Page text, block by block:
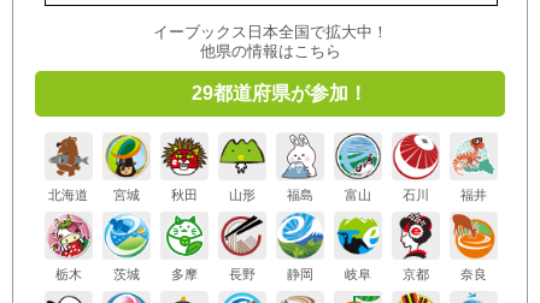
イーブックス日本全国で拡大中！
他県の情報はこちら
29都道府県が参加！
北海道 宮城 秋田 山形 福島 富山 石川 福井
栃木 茨城 多摩 長野 静岡 岐阜 京都 奈良